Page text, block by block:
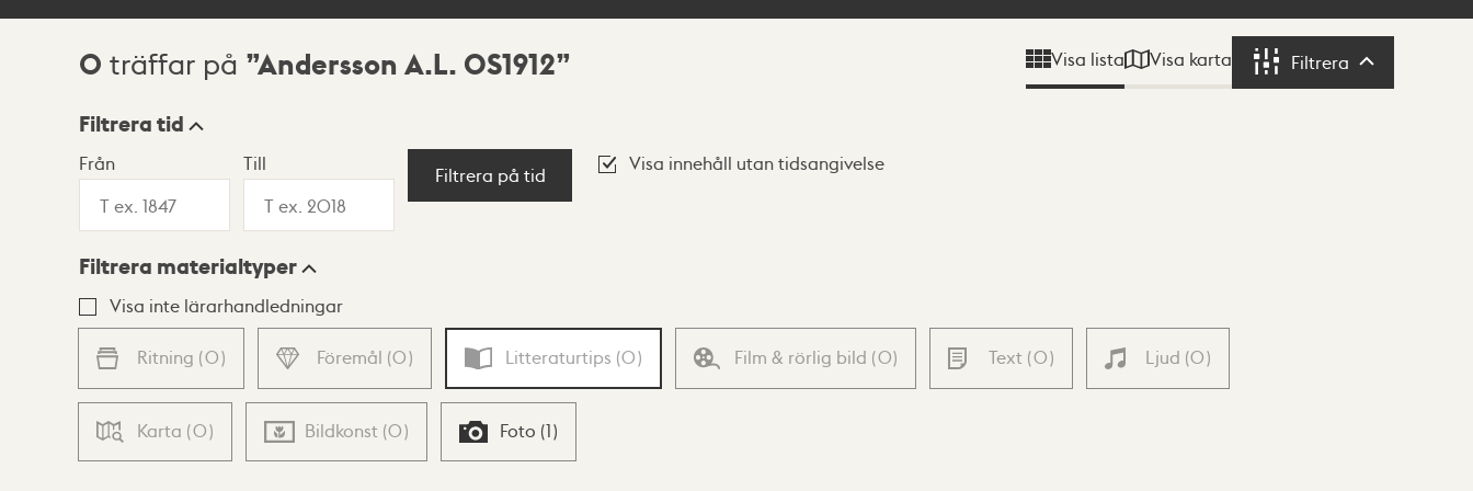
Sökresultat
0 träffar på Andersson A.L. OS1912 Visa lista Visa karta Filtrera Filtrera
Visningsläge
Lista Karta
Filtrera tid
Från Till
Filtrera på tid
Visa innehåll utan tidsangivelse
Filtrera materialtyper
Visa inte lärarhandledningar
Ritning (0) Föremål (0) Litteraturtips (0) Film & rörlig bild (0) Text (0) Ljud (0)
Karta (0) Bildkonst (0) Foto (1)